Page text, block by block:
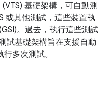
基礎架構，可自動測
或其他測試，這些裝置執
。過去，執行這些測試
試基礎架構旨在支援自動
多次測試。